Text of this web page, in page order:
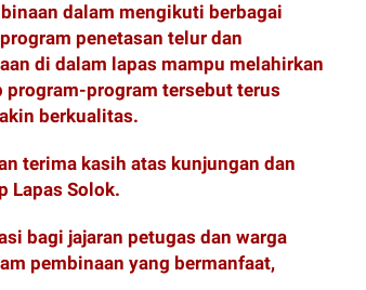
dalam mengikuti berbagai
penetasan telur dan
di dalam lapas mampu melahirkan
program tersebut terus
berkualitas.
terima kasih atas kunjungan dan
Lapas Solok.
bagi jajaran petugas dan warga
pembinaan yang bermanfaat,